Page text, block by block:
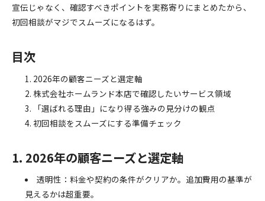
宣伝じゃなく、確認すべきポイントを実務寄りにまとめたから、
初回相談がマジでスムーズになるはず。
目次
2026年の顧客ニーズと選定軸
株式会社ホームランド本店で確認したいサービス領域
「選ばれる理由」になり得る強みの見分けの観点
初回相談をスムーズにする準備チェック
1. 2026年の顧客ニーズと選定軸
透明性：料金や契約の条件がクリアか。追加費用の基準が
見えるかは超重要。